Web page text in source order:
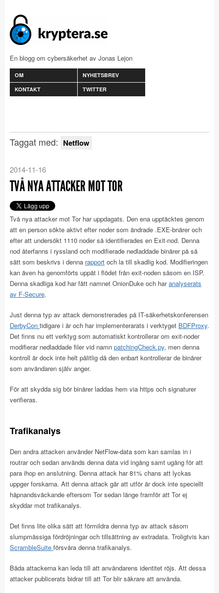
En blogg om cybersäkerhet av Jonas Lejon
OM
NYHETSBREV
KONTAKT
TWITTER
Taggat med: Netflow
2014-11-16
TVÅ NYA ATTACKER MOT TOR
Två nya attacker mot Tor har uppdagats. Den ena upptäcktes genom
att en person sökte aktivt efter noder som ändrade .EXE-bnärer och
efter att undersökt 1110 noder så identifierades en Exit-nod. Denna
nod återfanns i ryssland och modifierade nedladdade binärer på så
sätt som beskrivs i denna rapport och la till skadlig kod. Modifieringen
kan även ha genomförts uppåt i flödet från exit-noden såsom en ISP.
Denna skadliga kod har fått namnet OnionDuke och haranalyserats
av F-Secure.
Just denna typ av attack demonstrerades på IT-säkerhetskonferensen
DerbyCon tidigare i år och har implementerarats i verktyget BDFProxy.
Det finns nu ett verktyg som automatiskt kontrollerar om exit-noder
modifierar nedladdade filer vid namn patchingCheck.py, men denna
kontroll är dock inte helt pålitlig då den enbart kontrollerar de binärer
som användaren själv anger.
För att skydda sig bör binärer laddas hem via https och signaturer
verifieras.
Trafikanalys
Den andra attacken använder NetFlow-data som kan samlas in i
routrar och sedan används denna data vid ingång samt ugång för att
para ihop en anslutning. Denna attack har 81% chans att lyckas
uppger forskarna. Att denna attack går att utför är dock inte speciellt
häpnandsväckande eftersom Tor sedan länge framför att Tor ej
skyddar mot trafikanalys.
Det finns lite olika sätt att förmildra denna typ av attack såsom
slumpmässiga fördröjningar och tillsättning av extradata. Troligtvis kan
ScrambleSuite försvåra denna trafikanalys.
Båda attackerna kan leda till att användarens identitet röjs. Att dessa
attacker publicerats bidrar till att Tor blir säkrare att använda.